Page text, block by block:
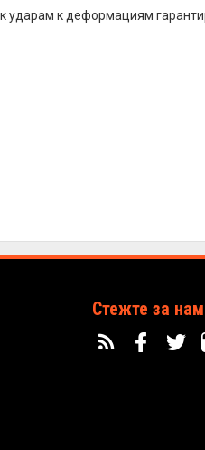
к деформациям
Стежте за